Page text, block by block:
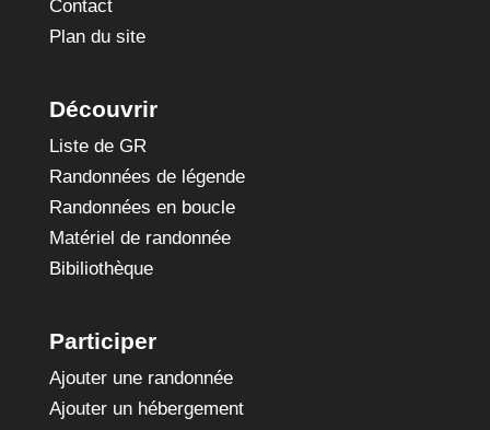
Contact
Plan du site
Découvrir
Liste de GR
Randonnées de légende
Randonnées en boucle
Matériel de randonnée
Bibiliothèque
Participer
Ajouter une randonnée
Ajouter un hébergement